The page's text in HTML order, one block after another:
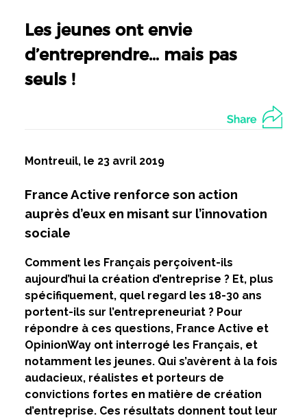
Les jeunes ont envie
d’entreprendre… mais pas
seuls !
Montreuil, le 23 avril 2019
France Active renforce son action
auprès d’eux en misant sur l’innovation
sociale
Comment les Français perçoivent-ils
aujourd’hui la création d’entreprise ? Et, plus
spécifiquement, quel regard les 18-30 ans
portent-ils sur l’entrepreneuriat ? Pour
répondre à ces questions, France Active et
OpinionWay ont interrogé les Français, et
notamment les jeunes. Qui s’avèrent à la fois
audacieux, réalistes et porteurs de
convictions fortes en matière de création
d’entreprise. Ces résultats donnent tout leur